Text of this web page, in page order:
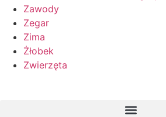
Zawody
Zegar
Zima
Żłobek
Zwierzęta